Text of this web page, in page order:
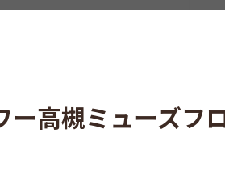
ー高槻ミューズフ